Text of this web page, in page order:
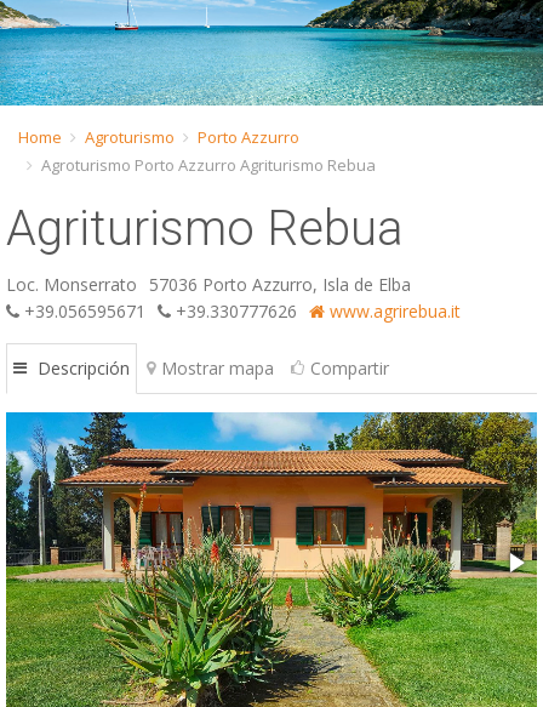
FRA
PYC
SLO
Home Agroturismo
Porto Azzurro
Agroturismo Porto Azzurro Agriturismo Rebua
Agriturismo Rebua
Loc. Monserrato
57036 Porto Azzurro, Isla de Elba
+39.056595671
+39.330777626 www.agrirebua.it
Descripción Mostrar mapa Compartir